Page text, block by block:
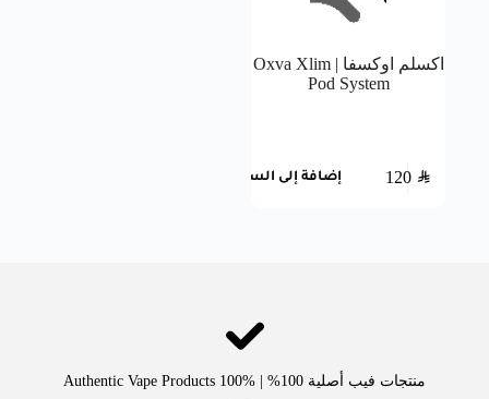
اكسلم اوكسفا | Oxva Xlim
Pod System
120 SAR إضافة إلى السلة
منتجات فيب أصلية 100% | Authentic Vape Products 100%